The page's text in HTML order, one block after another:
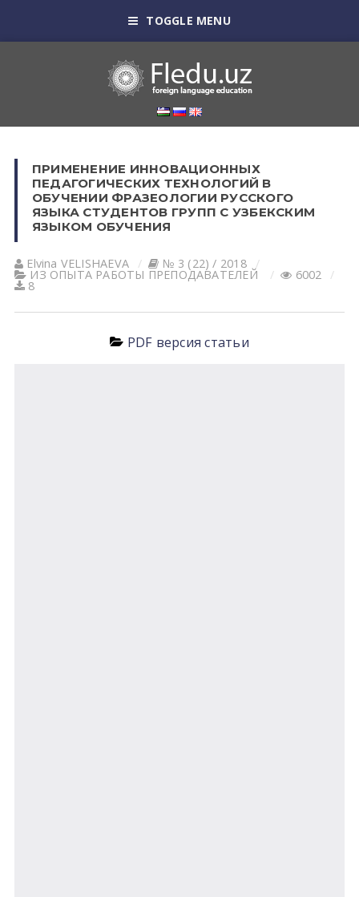
TOGGLE MENU
ПРИМЕНЕНИЕ ИННОВАЦИОННЫХ
ПЕДАГОГИЧЕСКИХ ТЕХНОЛОГИЙ В
ОБУЧЕНИИ ФРАЗЕОЛОГИИ РУССКОГО
ЯЗЫКА СТУДЕНТОВ ГРУПП С УЗБЕКСКИМ
ЯЗЫКОМ ОБУЧЕНИЯ
Elvina VELISHАEVА № 3 (22) / 2018
ИЗ ОПЫТА РАБОТЫ ПРЕПОДАВАТЕЛЕЙ 6002
8
PDF версия статьи